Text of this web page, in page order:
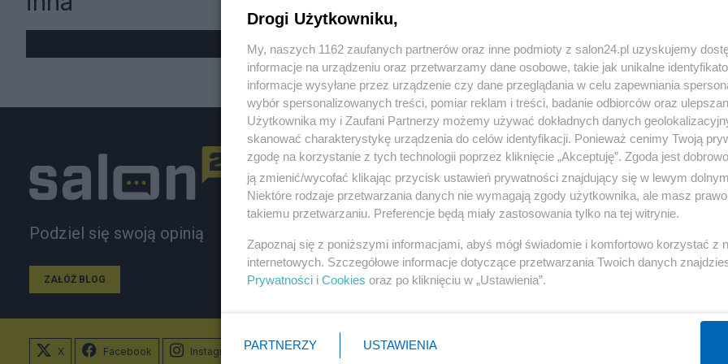
« WRÓĆ DO NOTKI
Podziel się swoją opinią
ZAŁÓŻ BLOG
Polityka
Rosja
PiS
Prezydent
NATO
Gospodarka
Biznes
Pieniądze
Inwestycje
Podatki
X Facebook Instagram
Drogi Użytkowniku,
My, naszych 1162 zaufanych partnerów oraz inne podmioty z salon24.pl uzyskujemy
informacje na urządzeniu oraz przetwarzamy dane osobowe, takie jak unikalne
informacje wysyłane przez urządzenie czy dane przeglądania w celu zapewniania
wybór spersonalizowanych treści, pomiar reklam i treści, badanie odbiorców oraz
Użytkownika my i Zaufani Partnerzy możemy używać dokładnych danych
skanować charakterystykę urządzenia do celów identyfikacji. Ponieważ cenimy Twoją
zgodę na korzystanie z tych technologii poprzez kliknięcie „Akceptuję”. Zgoda jest
ją zmienić/wycofać klikając przycisk ustawień prywatności znajdujący się w lewym
Niektóre rodzaje przetwarzania danych nie wymagają zgody użytkownika, ale masz
takiemu przetwarzaniu. Preferencje będą miały zastosowania tylko na tej witrynie.
Zapoznaj się z poniższymi informacjami, abyś mógł świadomie i komfortowo korzystać z
internetowych. Szczegółowe informacje dotyczące przetwarzania Twoich danych
Prywatności i Cookies oraz po kliknięciu w „Ustawienia”.
PARTNERZY USTAWIENIA